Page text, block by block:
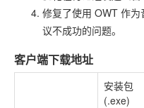
修复了使用 OWT 作
议不成功的问题。
客户端下载地址
安装包
(.exe)